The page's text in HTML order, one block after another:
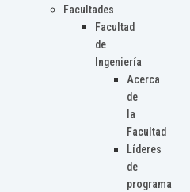
Facultades
Facultad
de
Ingeniería
Acerca
de
la
Facultad
Líderes
de
programa